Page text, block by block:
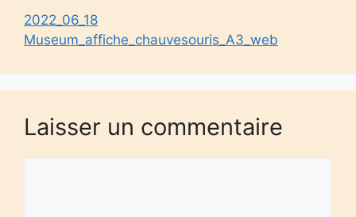
2022_06_18
Museum_affiche_chauvesouris_A3_web
Laisser un commentaire